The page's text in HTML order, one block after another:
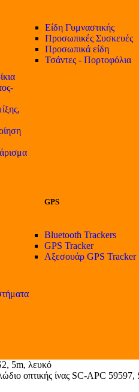
Είδη Γυμναστικής
Προσωπικές Συσκευές
Προσωπικά είδη
Τσάντες - Πορτοφόλια
GPS
Bluetooth Trackers
GPS Tracker
Αξεσουάρ GPS Tracker
5m, λευκό
οπτικής ίνας SC-APC